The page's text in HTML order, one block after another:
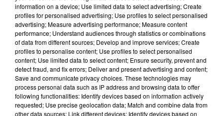
enfants ont retrouvé leur maman.
fil actus
4 juillet 2022
Radio Star Live avec Dadju
27 juin 2022
Marseille : une application pour mettre en
relation extras et...
information on a device; Use limited data to select advertising; Create
profiles for personalised advertising; Use profiles to select personalised
advertising; Measure advertising performance; Measure content
performance; Understand audiences through statistics or combinations
of data from different sources; Develop and improve services; Create
profiles to personalise content; Use profiles to select personalised
content; Use limited data to select content; Ensure security, prevent and
detect fraud, and fix errors; Deliver and present advertising and content;
Save and communicate privacy choices. These technologies may
process personal data such as IP address and browsing data to offer
following functionalities: Identify devices based on information actively
requested; Use precise geolocation data; Match and combine data from
other data sources; Link different devices; Identify devices based on